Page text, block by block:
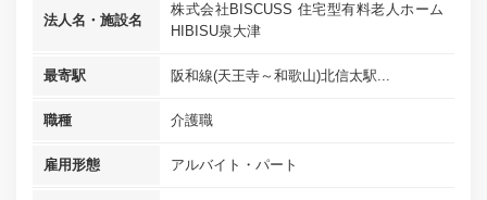
法人名・施設名
株式会社BISCUSS 住宅型有料老人ホーム
HIBISU泉大津
最寄駅 阪和線(天王寺～和歌山)北信太駅...
職種 介護職
雇用形態 アルバイト・パート